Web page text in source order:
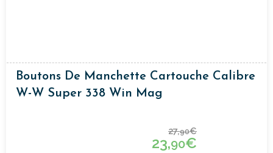
Boutons De Manchette Cartouche Calibre
W-W Super 338 Win Mag
27,90€
23,90€